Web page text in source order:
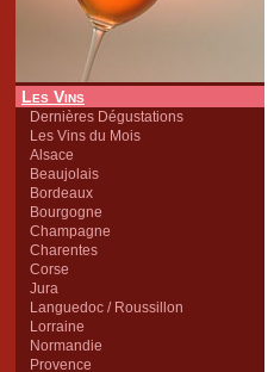
Les Vins
Dernières Dégustations
Les Vins du Mois
Alsace
Beaujolais
Bordeaux
Bourgogne
Champagne
Charentes
Corse
Jura
Languedoc / Roussillon
Lorraine
Normandie
Provence